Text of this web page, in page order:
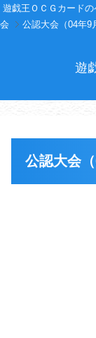
遊戯王ＯＣＧカードの
会
公認大会（04年9
遊
公認大会（